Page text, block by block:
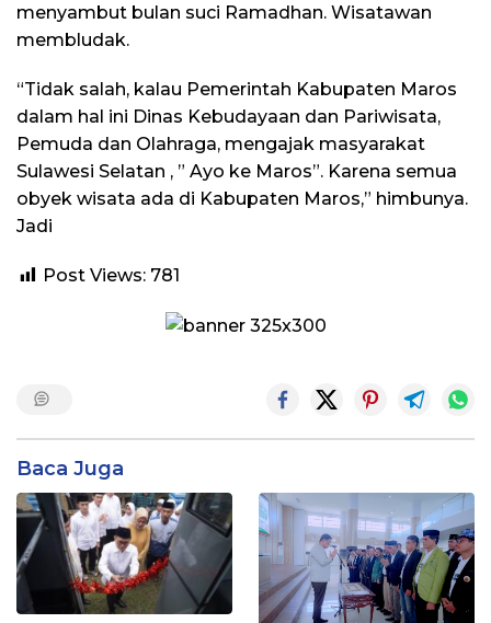
menyambut bulan suci Ramadhan. Wisatawan
membludak.
“Tidak salah, kalau Pemerintah Kabupaten Maros
dalam hal ini Dinas Kebudayaan dan Pariwisata,
Pemuda dan Olahraga, mengajak masyarakat
Sulawesi Selatan , ” Ayo ke Maros”. Karena semua
obyek wisata ada di Kabupaten Maros,” himbunya.
Jadi
Post Views: 781
Baca Juga